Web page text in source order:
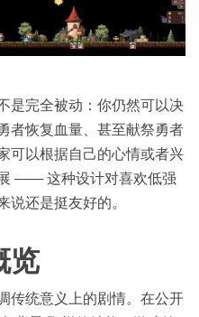
是完全被动：你仍然可以决
者恢复血量、甚至献祭勇者
可以根据自己的心情或者兴
—— 这种设计对喜欢低强
说还是挺友好的。
览
传统意义上的剧情。在公开